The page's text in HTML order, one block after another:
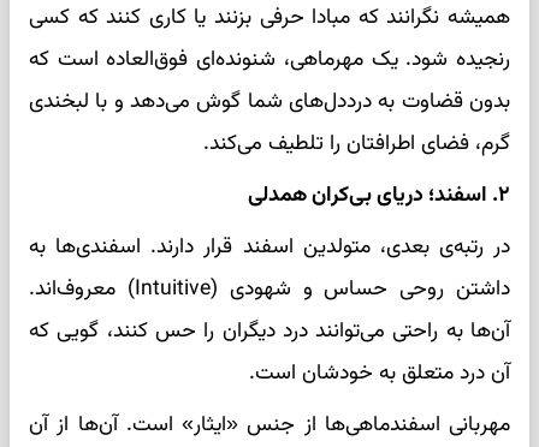
همیشه نگرانند که مبادا حرفی بزنند یا کاری کنند که کسی
رنجیده شود. یک مهرماهی، شنونده‌ای فوق‌العاده است که
بدون قضاوت به درددل‌های شما گوش می‌دهد و با لبخندی
گرم، فضای اطرافتان را تلطیف می‌کند.
۲. اسفند؛ دریای بی‌کران همدلی
در رتبه‌ی بعدی، متولدین اسفند قرار دارند. اسفندی‌ها به
داشتن روحی حساس و شهودی (Intuitive) معروف‌اند.
آن‌ها به راحتی می‌توانند درد دیگران را حس کنند، گویی که
آن درد متعلق به خودشان است.
مهربانی اسفندماهی‌ها از جنس «ایثار» است. آن‌ها از آن